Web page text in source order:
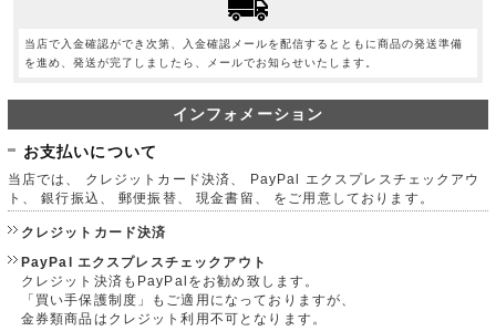
当店で入金確認ができ次第、入金確認メールを配信するとともに商品の発送準備
を進め、発送が完了しましたら、メールでお知らせいたします。
インフォメーション
お支払いについて
当店では、 クレジットカード決済、 PayPal エクスプレスチェックアウ
ト、 銀行振込、 郵便振替、 現金書留、 をご用意しております。
クレジットカード決済
PayPal エクスプレスチェックアウト
クレジット決済もPayPalをお勧め致します。
「買い手保護制度」もご適用になっておりますが、
金券類商品はクレジット利用不可となります。